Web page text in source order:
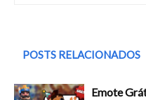
POSTS RELACIONADOS
Emote